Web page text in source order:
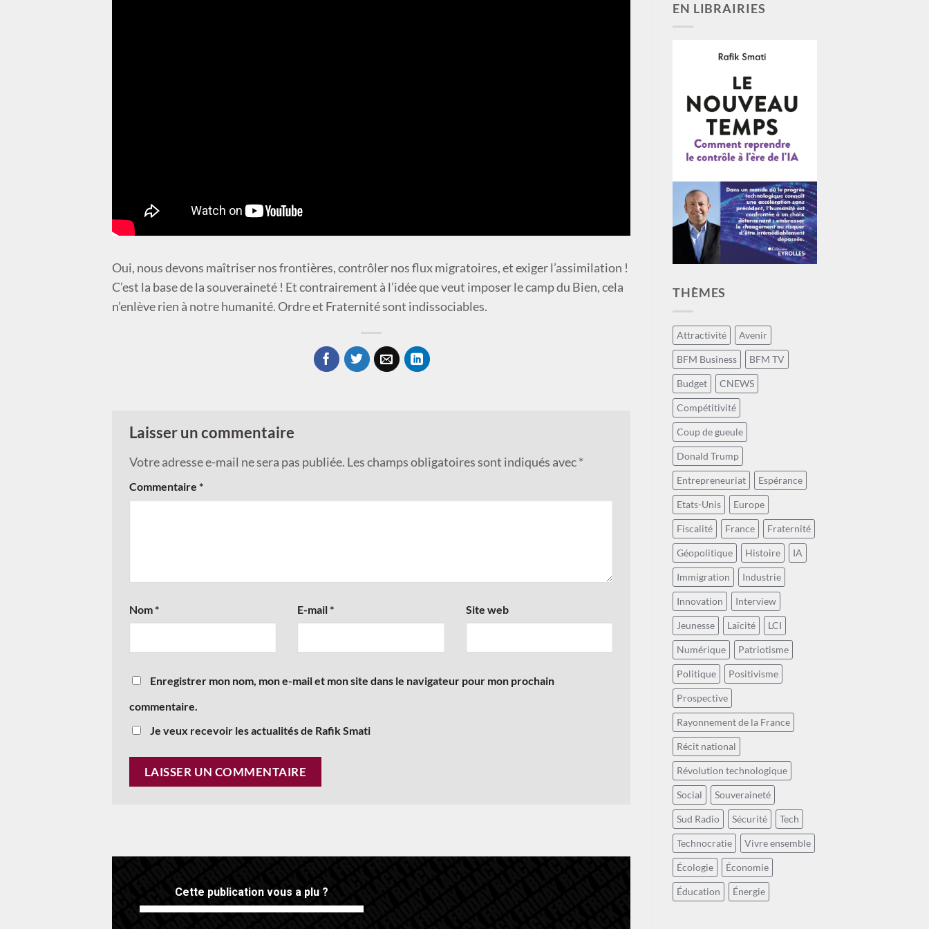
Oui, nous devons maîtriser nos frontières, contrôler nos flux migratoires, et exiger l’assimilation !
C’est la base de la souveraineté ! Et contrairement à l’idée que veut imposer le camp du Bien, cela
n’enlève rien à notre humanité. Ordre et Fraternité sont indissociables.
Laisser un commentaire
Votre adresse e-mail ne sera pas publiée. Les champs obligatoires sont indiqués avec*
Commentaire *
Nom* E-mail* Site web
Enregistrer mon nom, mon e-mail et mon site dans le navigateur pour mon prochain
commentaire.
Je veux recevoir les actualités de Rafik Smati
Cette publication vous a plu ?
EN LIBRAIRIES
THÈMES
Attractivité Avenir
BFM Business BFM TV
Budget CNEWS
Compétitivité
Coup de gueule
Donald Trump
Entrepreneuriat Espérance
Etats-Unis Europe
Fiscalité France Fraternité
Géopolitique Histoire IA
Immigration Industrie
Innovation Interview
Jeunesse Laïcité LCI
Numérique Patriotisme
Politique Positivisme
Prospective
Rayonnement de la France
Récit national
Révolution technologique
Social Souveraineté
Sud Radio Sécurité Tech
Technocratie Vivre ensemble
Écologie Économie
Éducation Énergie